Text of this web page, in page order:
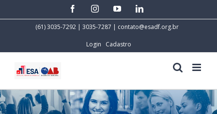
facebookinstagramyoutubelinkedin
(61) 3035-7292 | 3035-7287 | contato@esadf.org.br
Login Cadastro